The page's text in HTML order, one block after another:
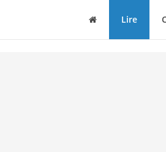
MaisonLire